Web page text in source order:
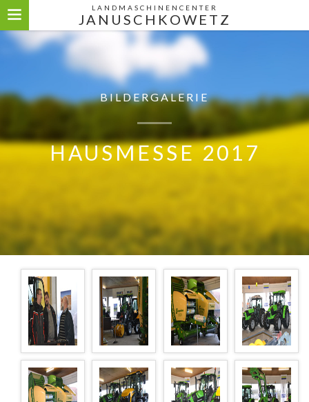
LANDMASCHINENCENTER
JANUSCHKOWETZ
BILDERGALERIE
HAUSMESSE 2017